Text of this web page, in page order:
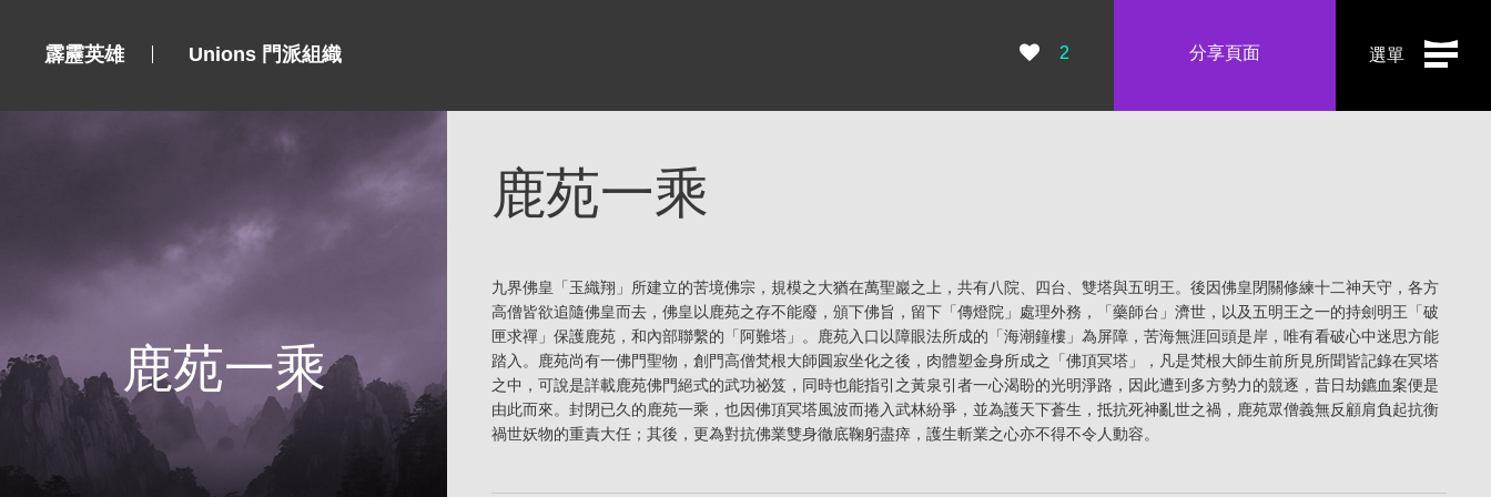
選單
霹靂英雄 Unions 門派組織 瀏覽數：
2 分享頁面
鹿苑一乘
鹿苑一乘
九界佛皇「玉織翔」所建立的苦境佛宗，規模之大猶在萬聖巖之上，共有八院、四台、雙塔與五明王。後因佛皇閉關修練十二神天守，各方
高僧皆欲追隨佛皇而去，佛皇以鹿苑之存不能廢，頒下佛旨，留下「傳燈院」處理外務，「藥師台」濟世，以及五明王之一的持劍明王「破
匣求禪」保護鹿苑，和內部聯繫的「阿難塔」。鹿苑入口以障眼法所成的「海潮鐘樓」為屏障，苦海無涯回頭是岸，唯有看破心中迷思方能
踏入。鹿苑尚有一佛門聖物，創門高僧梵根大師圓寂坐化之後，肉體塑金身所成之「佛頂冥塔」，凡是梵根大師生前所見所聞皆記錄在冥塔
之中，可說是詳載鹿苑佛門絕式的武功祕笈，同時也能指引之黃泉引者一心渴盼的光明淨路，因此遭到多方勢力的競逐，昔日劫鑣血案便是
由此而來。封閉已久的鹿苑一乘，也因佛頂冥塔風波而捲入武林紛爭，並為護天下蒼生，抵抗死神亂世之禍，鹿苑眾僧義無反顧肩負起抗衡
禍世妖物的重責大任；其後，更為對抗佛業雙身徹底鞠躬盡瘁，護生斬業之心亦不得不令人動容。